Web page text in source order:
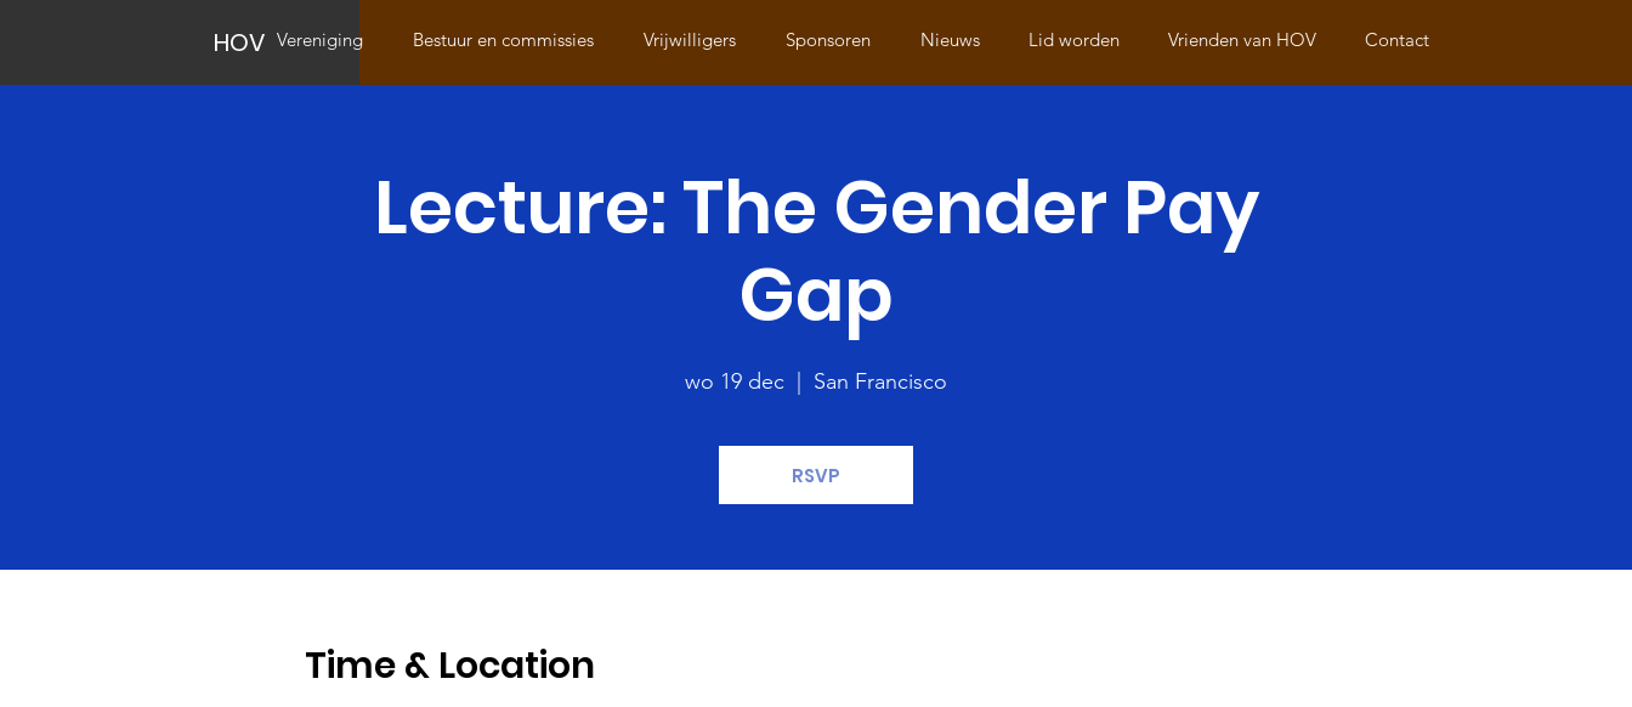
HOV Vereniging Bestuur en commissies Vrijwilligers Sponsoren Nieuws Lid worden Vrienden van HOV Contact
Lecture: The Gender Pay
Gap
wo 19 dec San Francisco
RSVP
Time & Location